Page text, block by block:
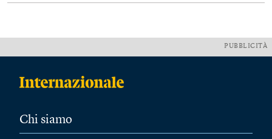
PUBBLICITÀ
Chi siamo